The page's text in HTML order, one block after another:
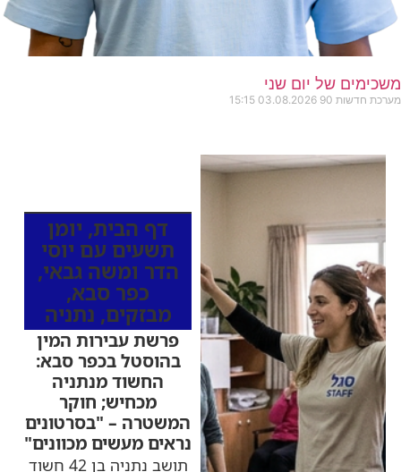
משכימים של יום שני
מערכת חדשות 90 03.08.2026
15:15
דף הבית, יומן
תשעים עם יוסי
הדר ומשה גבאי,
כפר סבא,
מבזקים, נתניה
פרשת עבירות המין
בהוסטל בכפר סבא:
החשוד מנתניה
מכחיש; חוקר
המשטרה – "בסרטונים
נראים מעשים מכוונים"
תושב נתניה בן 42 חשוד